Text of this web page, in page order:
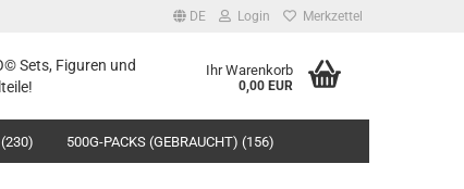
DE Login Merkzettel
Sets, Figuren und
Ihr Warenkorb
0,00 EUR
500G-PACKS (GEBRAUCHT) (156)